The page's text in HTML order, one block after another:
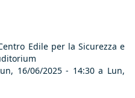
Edile per la Sicurezza e
16/06/2025 - 14:30 a Lun,